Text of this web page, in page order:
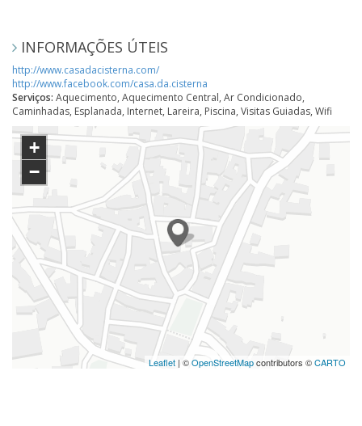
INFORMAÇÕES ÚTEIS
http://www.casadacisterna.com/
http://www.facebook.com/casa.da.cisterna
Serviços: Aquecimento, Aquecimento Central, Ar Condicionado,
Caminhadas, Esplanada, Internet, Lareira, Piscina, Visitas Guiadas, Wifi
+
−
Leaflet | ©OpenStreetMapcontributors ©CARTO